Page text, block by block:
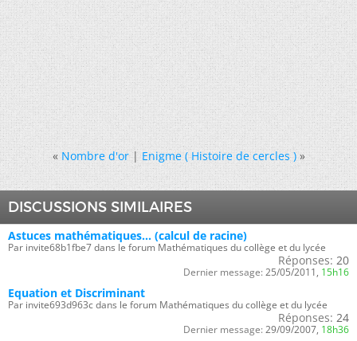
« Nombre d'or|Enigme ( Histoire de cercles ) »
DISCUSSIONS SIMILAIRES
Astuces mathématiques... (calcul de racine)
Par invite68b1fbe7 dans le forum Mathématiques du collège et du lycée
Réponses: 20
Dernier message: 25/05/2011, 15h16
Equation et Discriminant
Par invite693d963c dans le forum Mathématiques du collège et du lycée
Réponses: 24
Dernier message: 29/09/2007, 18h36